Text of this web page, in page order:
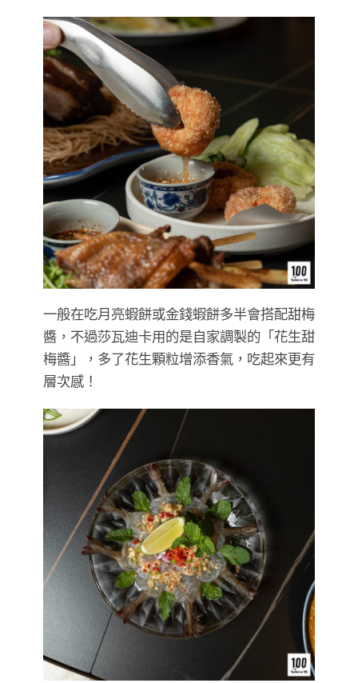
一般在吃月亮蝦餅或金錢蝦餅多半會搭配甜梅
醬，不過莎瓦迪卡用的是自家調製的「花生甜
梅醬」，多了花生顆粒增添香氣，吃起來更有
層次感！